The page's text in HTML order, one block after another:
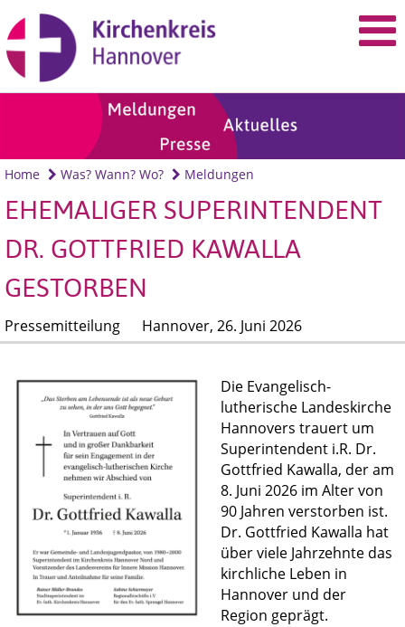
Home Was? Wann? Wo? Meldungen
EHEMALIGER SUPERINTENDENT
DR. GOTTFRIED KAWALLA
GESTORBEN
Pressemitteilung Hannover, 26. Juni 2026
Die Evangelisch-
lutherische Landeskirche
Hannovers trauert um
Superintendent i.R. Dr.
Gottfried Kawalla, der am
8. Juni 2026 im Alter von
90 Jahren verstorben ist.
Dr. Gottfried Kawalla hat
über viele Jahrzehnte das
kirchliche Leben in
Hannover und der
Region geprägt.